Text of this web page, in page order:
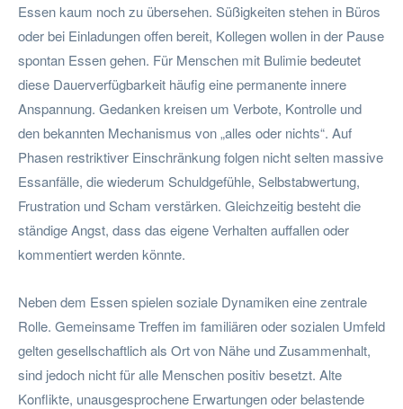
Essen kaum noch zu übersehen. Süßigkeiten stehen in Büros
oder bei Einladungen offen bereit, Kollegen wollen in der Pause
spontan Essen gehen. Für Menschen mit Bulimie bedeutet
diese Dauerverfügbarkeit häufig eine permanente innere
Anspannung. Gedanken kreisen um Verbote, Kontrolle und
den bekannten Mechanismus von „alles oder nichts“. Auf
Phasen restriktiver Einschränkung folgen nicht selten massive
Essanfälle, die wiederum Schuldgefühle, Selbstabwertung,
Frustration und Scham verstärken. Gleichzeitig besteht die
ständige Angst, dass das eigene Verhalten auffallen oder
kommentiert werden könnte.
Neben dem Essen spielen soziale Dynamiken eine zentrale
Rolle. Gemeinsame Treffen im familiären oder sozialen Umfeld
gelten gesellschaftlich als Ort von Nähe und Zusammenhalt,
sind jedoch nicht für alle Menschen positiv besetzt. Alte
Konflikte, unausgesprochene Erwartungen oder belastende